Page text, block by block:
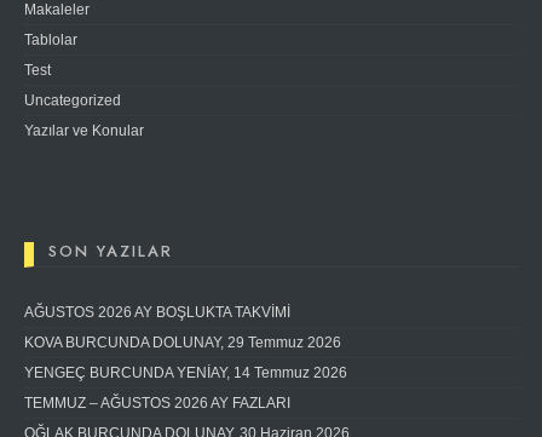
Makaleler
Tablolar
Test
Uncategorized
Yazılar ve Konular
SON YAZILAR
AĞUSTOS 2026 AY BOŞLUKTA TAKVİMİ
KOVA BURCUNDA DOLUNAY, 29 Temmuz 2026
YENGEÇ BURCUNDA YENİAY, 14 Temmuz 2026
TEMMUZ – AĞUSTOS 2026 AY FAZLARI
OĞLAK BURCUNDA DOLUNAY, 30 Haziran 2026